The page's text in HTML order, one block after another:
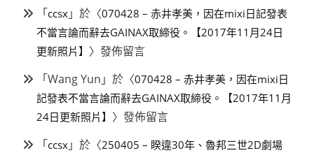
「ccsx 」於〈070428 – 赤井孝美，因在mixi日記發表
不當言論而辭去GAINAX取締役。【2017年11月24日
更新照片】 〉發佈留言
「Wang Yun 」於〈070428 – 赤井孝美，因在mixi日
記發表不當言論而辭去GAINAX取締役。【2017年11月
24日更新照片】 〉發佈留言
「ccsx 」於〈250405 – 睽違30年、魯邦三世2D劇場